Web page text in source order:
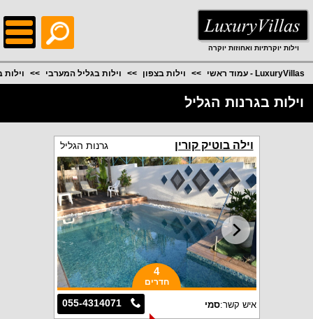
וילות יוקרתיות ואחוזות יוקרה
LuxuryVillas - עמוד ראשי וילות בצפון וילות בגליל המערבי וילות
וילות בגרנות הגליל
וילה בוטיק קורין גרנות הגליל
4
חדרים
055-4314071 איש קשר:סמי